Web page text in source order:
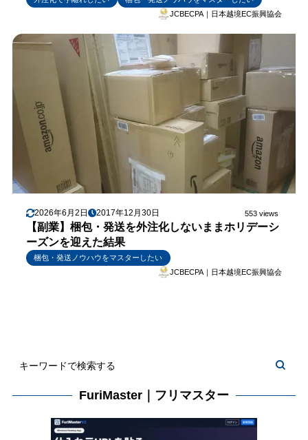
JCBECPA｜日本越境EC振興協会
2026年6月2日 2017年12月30日 553 views
【副業】梱包・発送を外注化しないままホリデーシ
ーズンを迎えた結果
梱包・発送ノウハウをマスターしたい
JCBECPA｜日本越境EC振興協会
FuriMaster｜フリマスター